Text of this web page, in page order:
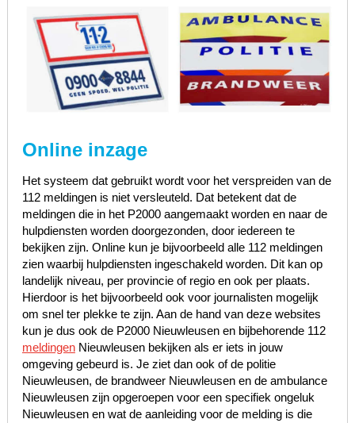
Online inzage
Het systeem dat gebruikt wordt voor het verspreiden van de
112 meldingen is niet versleuteld. Dat betekent dat de
meldingen die in het P2000 aangemaakt worden en naar de
hulpdiensten worden doorgezonden, door iedereen te
bekijken zijn. Online kun je bijvoorbeeld alle 112 meldingen
zien waarbij hulpdiensten ingeschakeld worden. Dit kan op
landelijk niveau, per provincie of regio en ook per plaats.
Hierdoor is het bijvoorbeeld ook voor journalisten mogelijk
om snel ter plekke te zijn. Aan de hand van deze websites
kun je dus ook de P2000 Nieuwleusen en bijbehorende 112
meldingenNieuwleusen bekijken als er iets in jouw
omgeving gebeurd is. Je ziet dan ook of de politie
Nieuwleusen, de brandweer Nieuwleusen en de ambulance
Nieuwleusen zijn opgeroepen voor een specifiek ongeluk
Nieuwleusen en wat de aanleiding voor de melding is die